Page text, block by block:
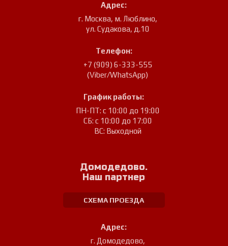
Адрес:
г. Москва, м. Люблино,
ул. Судакова, д.10
Телефон:
+7 (909) 6-333-555
(Viber/WhatsApp)
График работы:
ПН-ПТ: с 10:00 до 19:00
СБ: с 10:00 до 17:00
ВС: Выходной
Домодедово.
Наш партнер
СХЕМА ПРОЕЗДА
Адрес:
г. Домодедово,